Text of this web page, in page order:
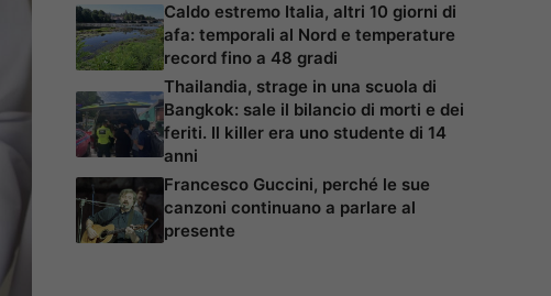
Caldo estremo Italia, altri 10 giorni di
afa: temporali al Nord e temperature
record fino a 48 gradi
Thailandia, strage in una scuola di
Bangkok: sale il bilancio di morti e dei
feriti. Il killer era uno studente di 14
anni
Francesco Guccini, perché le sue
canzoni continuano a parlare al
presente